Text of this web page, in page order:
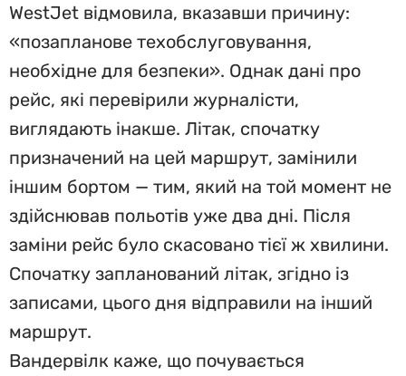
WestJet відмовила, вказавши причину:
«позапланове техобслуговування,
необхідне для безпеки». Однак дані про
рейс, які перевірили журналісти,
виглядають інакше. Літак, спочатку
призначений на цей маршрут, замінили
іншим бортом — тим, який на той момент не
здійснював польотів уже два дні. Після
заміни рейс було скасовано тієї ж хвилини.
Спочатку запланований літак, згідно із
записами, цього дня відправили на інший
маршрут.
Вандервілк каже, що почувається